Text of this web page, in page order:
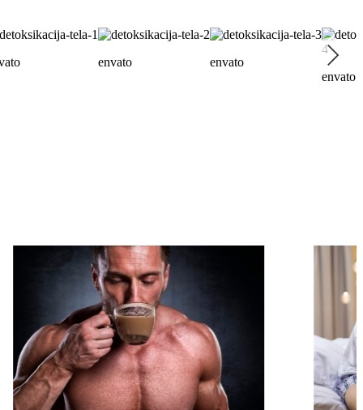
envato
envato
envato